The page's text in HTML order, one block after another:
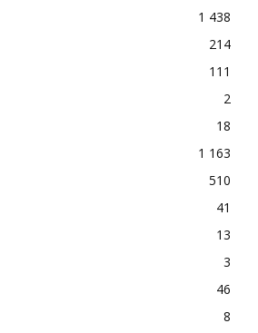
1 438
214
111
2
18
1 163
510
41
13
3
46
8